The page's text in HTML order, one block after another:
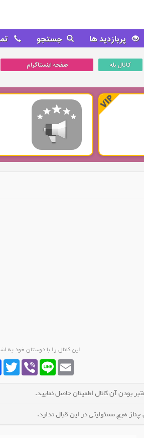
پربازدید ها جستجو
کانال بله صفحه اینستاگرام
این کانال را با دوستان خود به
Twitter Viber Line Email
بودن آن کانال اطمینان حاصل نمایید.
هیچ مسئولیتی در این قبال ندارد.